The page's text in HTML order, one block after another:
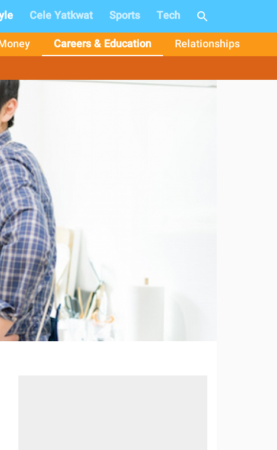
Cele Yatkwat Sports
Tech
Careers & Education Relationships